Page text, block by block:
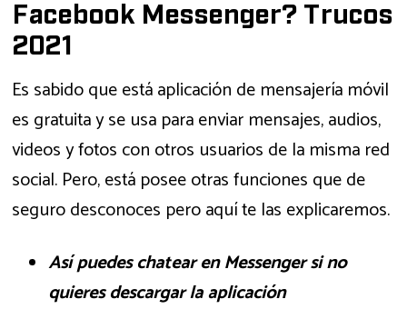
Facebook Messenger? Trucos
2021
Es sabido que está aplicación de mensajería móvil
es gratuita y se usa para enviar mensajes, audios,
videos y fotos con otros usuarios de la misma red
social. Pero, está posee otras funciones que de
seguro desconoces pero aquí te las explicaremos.
Así puedes chatear en Messenger si no
quieres descargar la aplicación